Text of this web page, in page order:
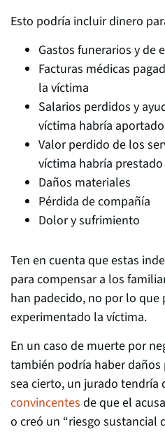
Esto podría incluir dinero
Gastos funerarios y de
Facturas médicas
la víctima
Salarios perdidos y
víctima habría
Valor perdido de los
víctima habría
Daños materiales
Pérdida de compañía
Dolor y sufrimiento
Ten en cuenta que estas
para compensar a los
han padecido, no por lo que
experimentado la víctima.
En un caso de muerte por
también podría haber daños
sea cierto, un jurado tendría
convincentes de que el
o creó un “riesgo sustancial